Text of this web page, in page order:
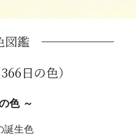
図鑑
日の色）
色 ～
誕生色